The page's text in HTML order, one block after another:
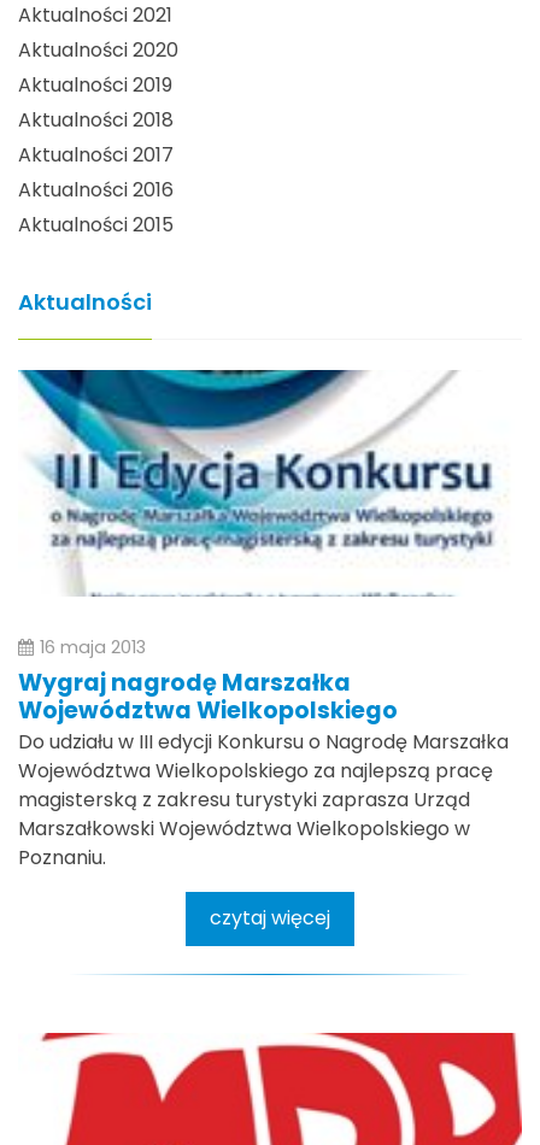
Aktualności 2021
Aktualności 2020
Aktualności 2019
Aktualności 2018
Aktualności 2017
Aktualności 2016
Aktualności 2015
Aktualności
16 maja 2013
Wygraj nagrodę Marszałka
Województwa Wielkopolskiego
Do udziału w III edycji Konkursu o Nagrodę Marszałka
Województwa Wielkopolskiego za najlepszą pracę
magisterską z zakresu turystyki zaprasza Urząd
Marszałkowski Województwa Wielkopolskiego w
Poznaniu.
czytaj więcej